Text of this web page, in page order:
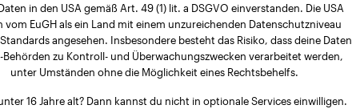
in den USA gemäß Art. 49 (1) lit. a DSGVO einverstanden. Die USA
vom EuGH als ein Land mit einem unzureichenden Datenschutzniveau
angesehen. Insbesondere besteht das Risiko, dass deine Daten
Behörden zu Kontroll- und Überwachungszwecken verarbeitet werden,
unter Umständen ohne die Möglichkeit eines Rechtsbehelfs.
16 Jahre alt? Dann kannst du nicht in optionale Services einwilligen.